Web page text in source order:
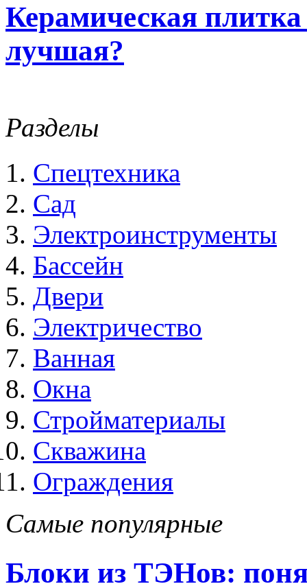
Керамическая
лучшая?
Разделы
Спецтехника
Сад
Электроинструменты
Бассейн
Двери
Электричество
Ванная
Окна
Стройматериалы
Скважина
Ограждения
Самые популярные
Блоки из ТЭНов: